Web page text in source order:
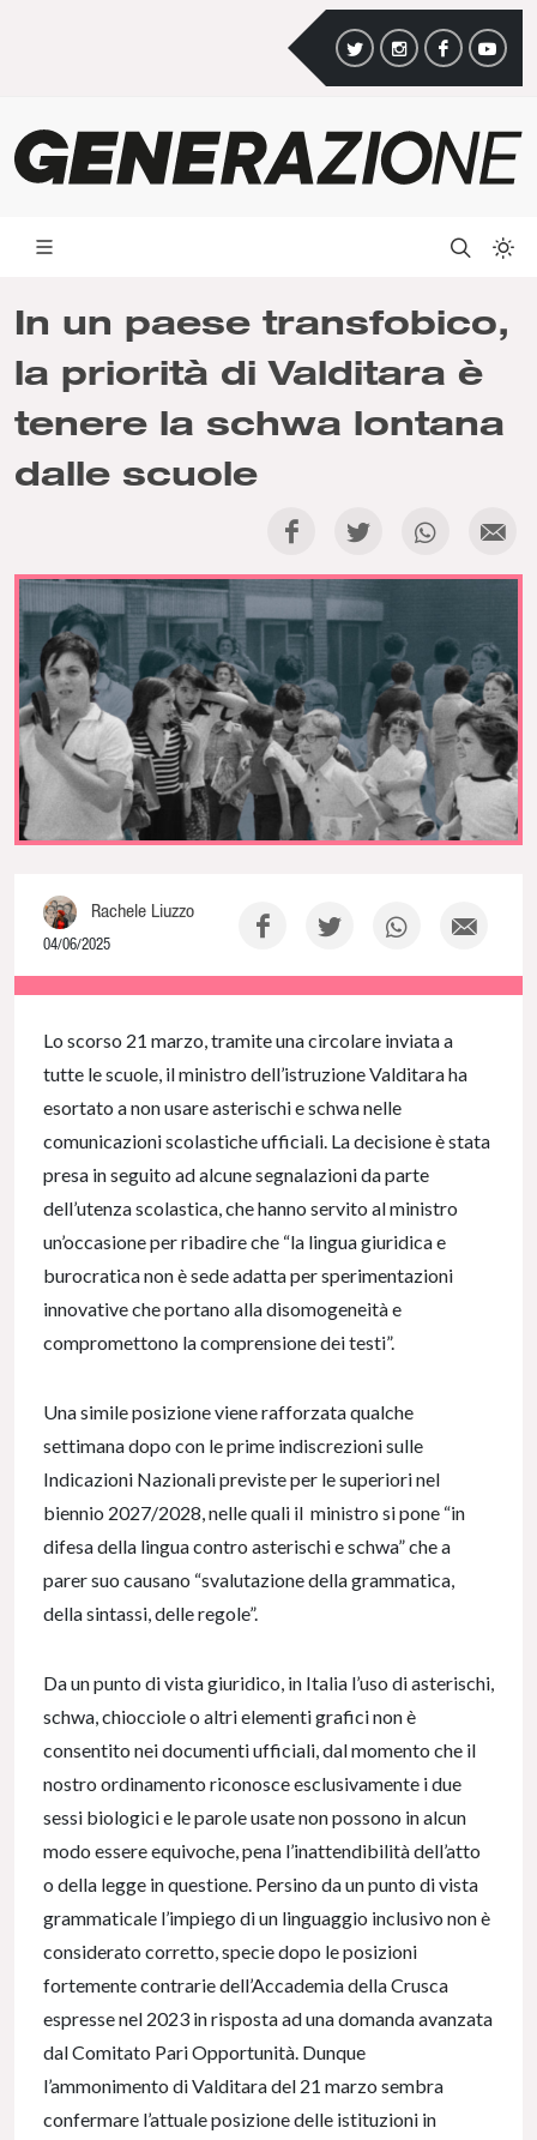
In un paese transfobico,
la priorità di Valditara è
tenere la schwa lontana
dalle scuole
Rachele Liuzzo
04/06/2025
NaN% Complete
Lo scorso 21 marzo, tramite una circolare inviata a
tutte le scuole, il ministro dell’istruzione Valditara ha
esortato a non usare asterischi e schwa nelle
comunicazioni scolastiche ufficiali. La decisione è stata
presa in seguito ad alcune segnalazioni da parte
dell’utenza scolastica, che hanno servito al ministro
un’occasione per ribadire che “la lingua giuridica e
burocratica non è sede adatta per sperimentazioni
innovative che portano alla disomogeneità e
compromettono la comprensione dei testi”.
Una simile posizione viene rafforzata qualche
settimana dopo con le prime indiscrezioni sulle
Indicazioni Nazionali previste per le superiori nel
biennio 2027/2028, nelle quali il ministro si pone “in
difesa della lingua contro asterischi e schwa” che a
parer suo causano “svalutazione della grammatica,
della sintassi, delle regole”.
Da un punto di vista giuridico, in Italia l’uso di asterischi,
schwa, chiocciole o altri elementi grafici non è
consentito nei documenti ufficiali, dal momento che il
nostro ordinamento riconosce esclusivamente i due
sessi biologici e le parole usate non possono in alcun
modo essere equivoche, pena l’inattendibilità dell’atto
o della legge in questione. Persino da un punto di vista
grammaticale l’impiego di un linguaggio inclusivo non è
considerato corretto, specie dopo le posizioni
fortemente contrarie dell’Accademia della Crusca
espresse nel 2023 in risposta ad una domanda avanzata
dal Comitato Pari Opportunità. Dunque
l’ammonimento di Valditara del 21 marzo sembra
confermare l’attuale posizione delle istituzioni in